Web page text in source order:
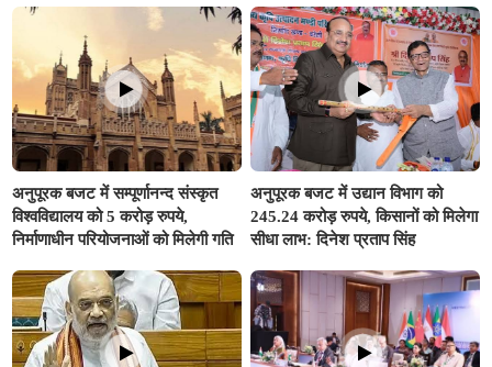
से अधिक का प्रावधान
अनुपूरक बजट में सम्पूर्णानन्द संस्कृत
विश्वविद्यालय को 5 करोड़ रुपये,
निर्माणाधीन परियोजनाओं को मिलेगी गति
अनुपूरक बजट में उद्यान विभाग को
245.24 करोड़ रुपये, किसानों को मिलेगा
सीधा लाभ: दिनेश प्रताप सिंह